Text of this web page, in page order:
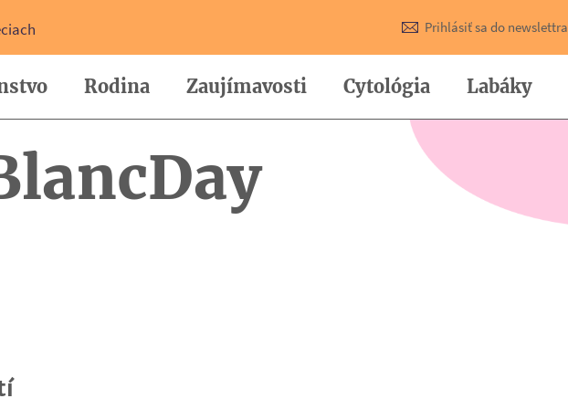
Prihlásiť sa do newslettra
Rodina Zaujímavosti Cytológia Labáky